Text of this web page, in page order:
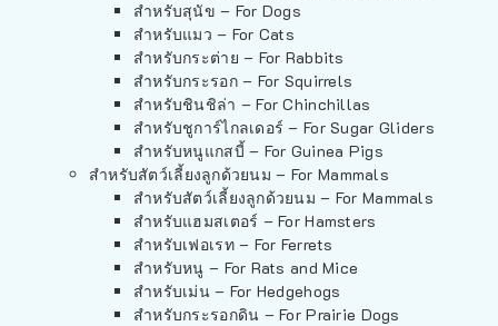
สำหรับสุนัข – For Dogs
สำหรับแมว – For Cats
สำหรับกระต่าย – For Rabbits
สำหรับกระรอก – For Squirrels
สำหรับชินชิล่า – For Chinchillas
สำหรับชูการ์ไกลเดอร์ – For Sugar Gliders
สำหรับหนูแกสบี้ – For Guinea Pigs
สำหรับสัตว์เลี้ยงลูกด้วยนม – For Mammals
สำหรับสัตว์เลี้ยงลูกด้วยนม – For Mammals
สำหรับแฮมสเตอร์ – For Hamsters
สำหรับเฟอเรท – For Ferrets
สำหรับหนู – For Rats and Mice
สำหรับเม่น – For Hedgehogs
สำหรับกระรอกดิน – For Prairie Dogs